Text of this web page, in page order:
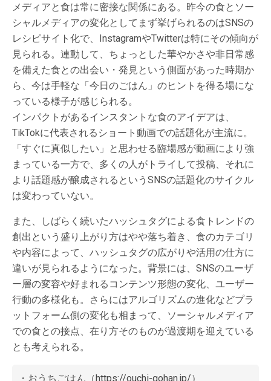
メディアと食は常に密接な関係にある。昨今の食とソー
シャルメディアの変化としてまず挙げられるのはSNSの
レシピサイト化で、InstagramやTwitterは特にその傾向が
見られる。連動して、ちょっとした華やかさや非日常感
を備えた食との出会い・発見という側面があった時期か
ら、今は手軽な「今日のごはん」のヒントを得る場にな
っている様子が感じられる。
インパクトがあるインスタントな食のアイデアは、
TikTokに代表されるショート動画での話題化が主流に。
「すぐに真似したい」と思わせる臨場感が動画により強
まっている一方で、多くの人がトライして投稿、それに
より話題感が醸成されるというSNSの話題化のサイクル
は変わっていない。
また、しばらく続いたハッシュタグによる食トレンドの
創出という盛り上がり方はやや落ち着き、食のカテゴリ
や内容によって、ハッシュタグの広がりや活用の仕方に
違いが見られるようになった。背景には、SNSのユーザ
ー層の変容や好まれるコンテンツ形態の変化、ユーザー
行動の多様化も。さらにはアルゴリズムの進化などプラ
ットフォーム側の変化も相まって、ソーシャルメディア
での食との接点、在り方そのものが過渡期を迎えている
とも考えられる。
・おうちごはん（https://ouchi-gohan.jp/）